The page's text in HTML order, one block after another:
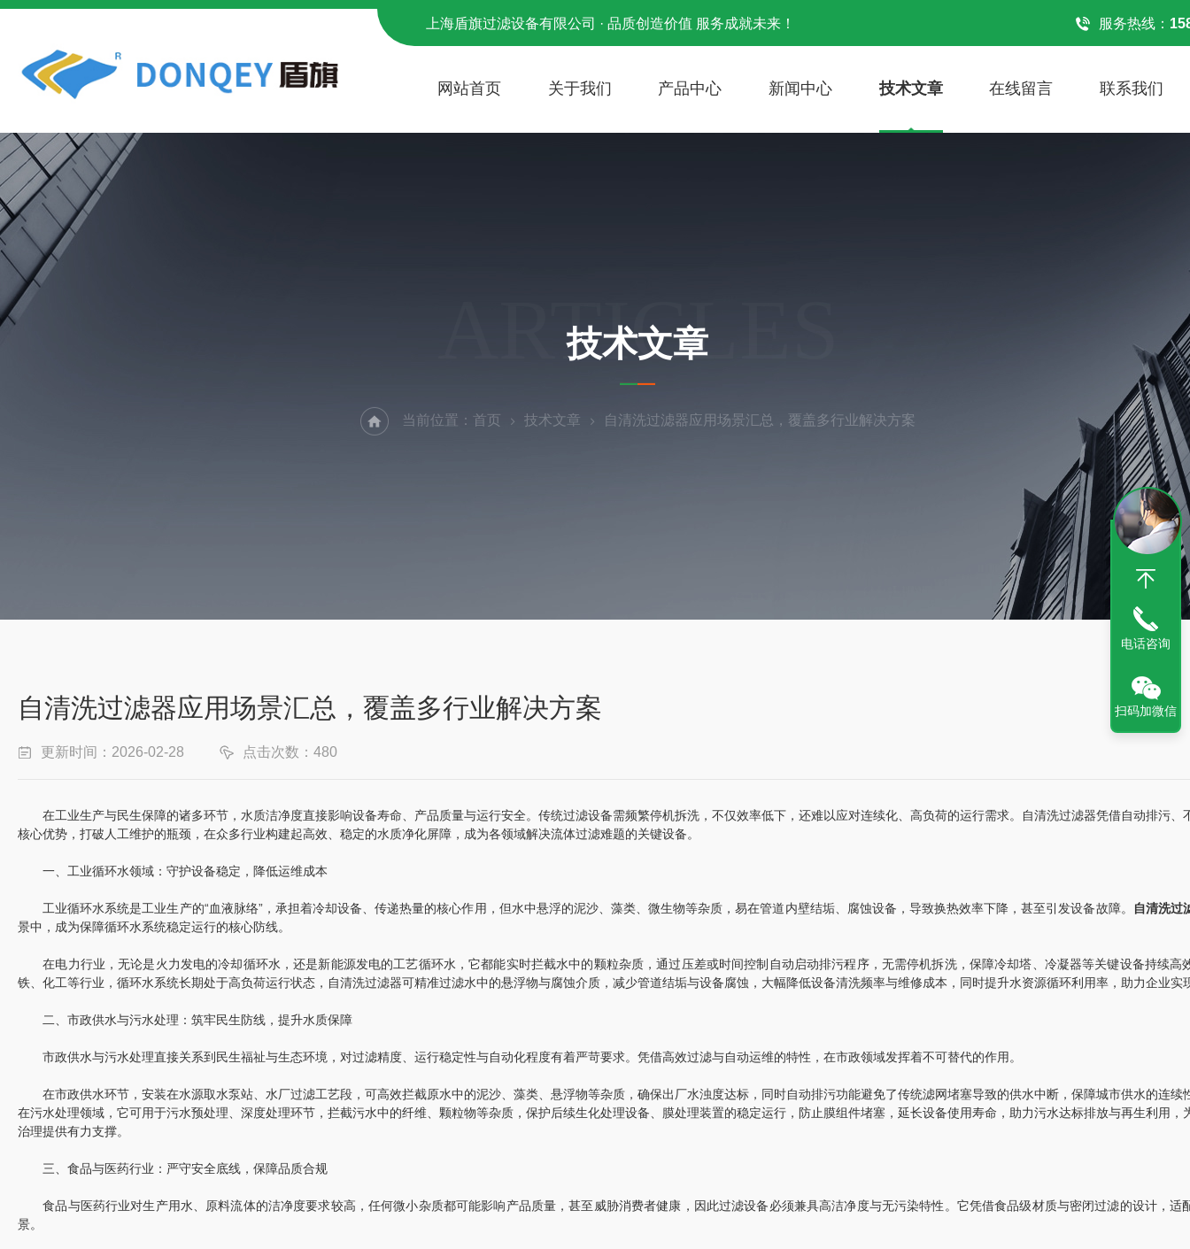
上海盾旗过滤设备有限公司 · 品质创造价值 服务成就未来！ 服务热线：
网站首页 关于我们 产品中心 新闻中心 技术文章 在线留言 联系我们
ARTICLES
技术文章
当前位置： 首页 技术文章 自清洗过滤器应用场景汇总，覆盖多行业解决方案
自清洗过滤器应用场景汇总，覆盖多行业解决方案
更新时间：2026-02-28 点击次数：480
在工业生产与民生保障的诸多环节，水质洁净度直接影响设备寿命、产品质量与运行安全。传统过滤设备需频繁停机拆洗，不仅效率低下，还难以应对连续化、高负荷的运行需求。自清洗过滤器凭借自动排污、
核心优势，打破人工维护的瓶颈，在众多行业构建起高效、稳定的水质净化屏障，成为各领域解决流体过滤难题的关键设备。
一、工业循环水领域：守护设备稳定，降低运维成本
工业循环水系统是工业生产的“血液脉络”，承担着冷却设备、传递热量的核心作用，但水中悬浮的泥沙、藻类、微生物等杂质，易在管道内壁结垢、腐蚀设备，导致换热效率下降，甚至引发设备故障。
自清洗过
景中，成为保障循环水系统稳定运行的核心防线。
在电力行业，无论是火力发电的冷却循环水，还是新能源发电的工艺循环水，它都能实时拦截水中的颗粒杂质，通过压差或时间控制自动启动排污程序，无需停机拆洗，保障冷却塔、冷凝器等关键设备持续高
铁、化工等行业，循环水系统长期处于高负荷运行状态，自清洗过滤器可精准过滤水中的悬浮物与腐蚀介质，减少管道结垢与设备腐蚀，大幅降低设备清洗频率与维修成本，同时提升水资源循环利用率，助力企业实
二、市政供水与污水处理：筑牢民生防线，提升水质保障
市政供水与污水处理直接关系到民生福祉与生态环境，对过滤精度、运行稳定性与自动化程度有着严苛要求。凭借高效过滤与自动运维的特性，在市政领域发挥着不可替代的作用。
在市政供水环节，安装在水源取水泵站、水厂过滤工艺段，可高效拦截原水中的泥沙、藻类、悬浮物等杂质，确保出厂水浊度达标，同时自动排污功能避免了传统滤网堵塞导致的供水中断，保障城市供水的连续
在污水处理领域，它可用于污水预处理、深度处理环节，拦截污水中的纤维、颗粒物等杂质，保护后续生化处理设备、膜处理装置的稳定运行，防止膜组件堵塞，延长设备使用寿命，助力污水达标排放与再生利用，
治理提供有力支撑。
三、食品与医药行业：严守安全底线，保障品质合规
食品与医药行业对生产用水、原料流体的洁净度要求较高，任何微小杂质都可能影响产品质量，甚至威胁消费者健康，因此过滤设备必须兼具高洁净度与无污染特性。它凭借食品级材质与密闭过滤的设计，适
景。
电话咨询
扫码加微信